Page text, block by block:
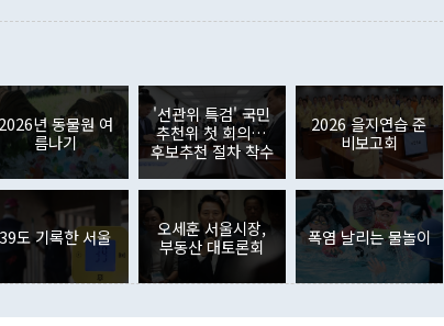
사후 브리핑에서 정 장관이 언급한 '4자 회담'에 대해 "이상
블라디보스토크에서 열리는 '동방경제포럼(EEF)'을 언급하
서 (참석을) 검토하고 있다"고 발언한 데 대해서도 조 장관
부의 몫"이라며 "아직 거기까지 진도가 나가지 않았다"고
이 이날 소개한 대북 구상과 설명은 정부 내 조율을 거치지
서 문제가 있다. 특히 주적 표현 대체와 국호 사용, 9·19 군
자회담 추진 등은 통일부 장관이 결정할 사안이 아니어서 월
나오고 있다. 이 대통령은 정 장관의 업무보고를 듣고 난
고에 발표했다고 승인난 건 아니다"라고 재차 확인했다. 정
은 "정 장관의 발언 내용은 대부분 국가안전보장회의(NSC)
사안이 아닌 정 장관의 개인적 생각에 가깝다"며 "안보 관
정부의 공식 정책이 아닌 사안을 추진하겠다고 업무보고를
면전에서 '국군통수권자가 나서야 한다'고 주장한 것은 심각
늘어난 데다 전월 분기배당에 따른 기저효과로 배당지급이
억9000만달러)을 넘어선 것이다. 직접투자에서는 내국
가 80억1000만달러, 외국인의 국내투자가 46억3000만달러
증권투자에서는 외국인의 국내 주식 매도세가 이어졌다. 외
식 투자는 차익실현 매도 등의 영향으로 316억1000만달러
310억5000만달러)에 이어 역대 최대 순매도 기록을 다시
인의 국내 채권투자는 세계국채지수(WGBI) 자금 유입에도
래 영향으로 증가 폭이 줄어든 52억9000만달러를 기록했
외 증권투자는 주식을 중심으로 35억6000만달러 증가했
2026년 동물원 여
름나기
'선관위 특검' 국민
추천위 첫 회의…
후보추천 절차 착수
2026 을지연습 준
비보고회
39도 기록한 서울
오세훈 서울시장,
부동산 대토론회
폭염 날리는 물놀이